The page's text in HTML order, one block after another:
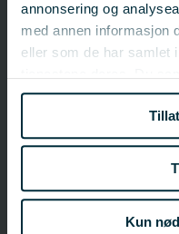
annonsering og
med annen informasjon
eller som de har samlet
informasjonskapsler
Kun
post@fhf.no
Ansvarlig
73 59 30 00
Prosjektleder
Reidar Stokke (historisk